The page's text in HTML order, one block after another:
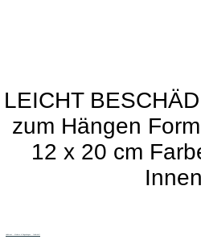
LEICHT
zum Hängen
12 x 20 cm